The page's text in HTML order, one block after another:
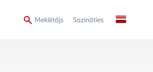
MeklētājsSecondary
Sazināties